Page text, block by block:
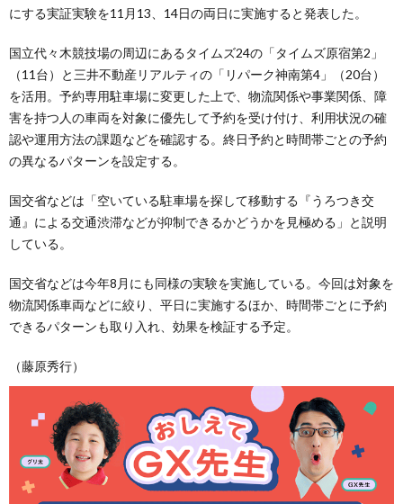
にする実証実験を11月13、14日の両日に実施すると発表した。
国立代々木競技場の周辺にあるタイムズ24の「タイムズ原宿第2」
（11台）と三井不動産リアルティの「リパーク神南第4」（20台）
を活用。予約専用駐車場に変更した上で、物流関係や事業関係、障
害を持つ人の車両を対象に優先して予約を受け付け、利用状況の確
認や運用方法の課題などを確認する。終日予約と時間帯ごとの予約
の異なるパターンを設定する。
国交省などは「空いている駐車場を探して移動する『うろつき交
通』による交通渋滞などが抑制できるかどうかを見極める」と説明
している。
国交省などは今年8月にも同様の実験を実施している。今回は対象を
物流関係車両などに絞り、平日に実施するほか、時間帯ごとに予約
できるパターンも取り入れ、効果を検証する予定。
（藤原秀行）